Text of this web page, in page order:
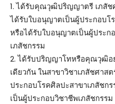
1. ได้รับคุณวุฒิปริญญาตรี เภสั
ได้รับใบอนุญาตเป็นผู้ประกอบโ
หรือได้รับใบอนุญาตเป็นผู้ประก
เภสัชกรรม
2. ได้รับปริญญาโทหรือคุณวุฒิอ
เดียวกัน ในสาขาวิชาเภสัชศา
ประกอบโรคศิลปะสาขาเภสัชก
เป็นผู้ประกอบวิชาชีพเภสัชกรร